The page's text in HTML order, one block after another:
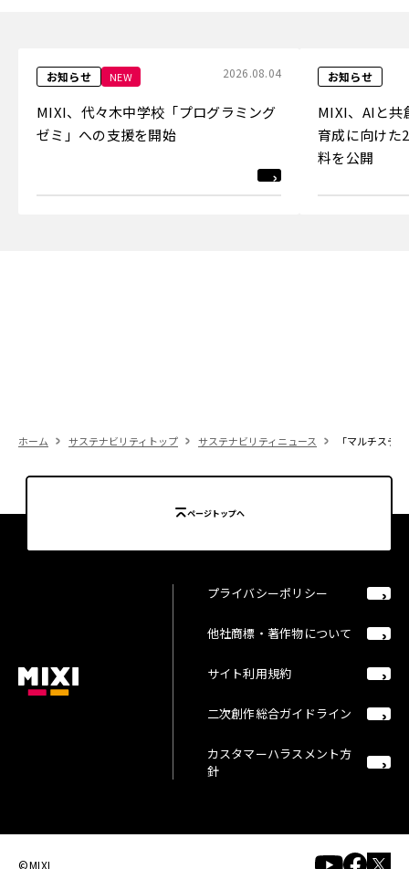
お知らせ NEW 2026.08.04
MIXI、代々木中学校「プログラミング
ゼミ」への支援を開始
お知らせ
MIXI、AIと共
育成に向けた
料を公開
ホーム サステナビリティトップ サステナビリティニュース 「マルチステ
ページトップへ
プライバシーポリシー
他社商標・著作物について
サイト利用規約
二次創作総合ガイドライン
カスタマーハラスメント方
針
©MIXI